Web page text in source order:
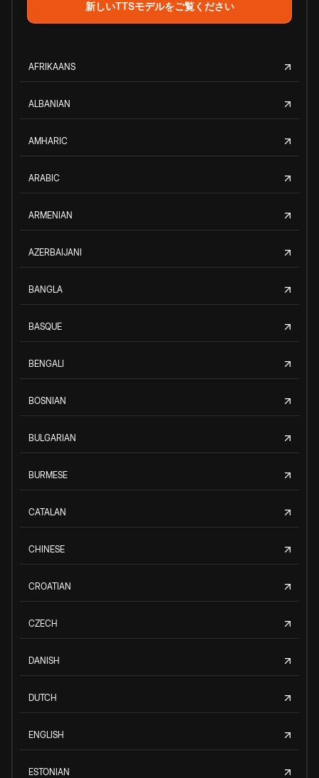
新しいTTSモデルをご覧ください
AFRIKAANS
ALBANIAN
AMHARIC
ARABIC
ARMENIAN
AZERBAIJANI
BANGLA
BASQUE
BENGALI
BOSNIAN
BULGARIAN
BURMESE
CATALAN
CHINESE
CROATIAN
CZECH
DANISH
DUTCH
ENGLISH
ESTONIAN